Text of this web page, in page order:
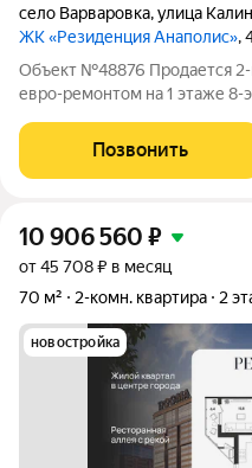
село Варваровка,улица
ЖК «Резиденция Анаполис»,
Объект №48876 Продается 2-
евро-ремонтом на 1 этаже 8-
мебелью, лифт,
ЗВОНИТЕ/ПИШИТЕ, отвечу на
Позвонить
10 906 560 ₽
от 45 708 ₽ в месяц
70 м²
2-комн. квартира 2
новостройка